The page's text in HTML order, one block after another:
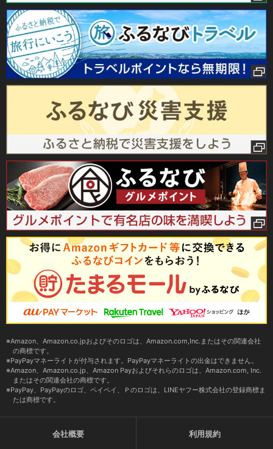
Amazon、Amazon.co.jpおよびそのロゴは、Amazon.com,Inc.またはその関連会社
の商標です。
PayPayマネーライトが付与されます。PayPayマネーライトの出金はできません。
Amazon、Amazon.co.jp、Amazon Payおよびそれらのロゴは、Amazon.com, Inc.
またはその関連会社の商標です。
PayPay、PayPayのロゴ、ペイペイ、Ｐのロゴは、LINEヤフー株式会社の登録商標ま
たは商標です。
会社概要 利用規約